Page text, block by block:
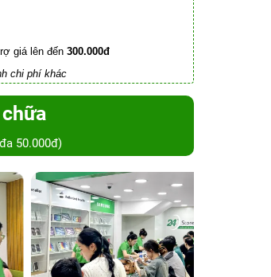
giá lên đến 300.000đ
chi phí khác
50.000đ)